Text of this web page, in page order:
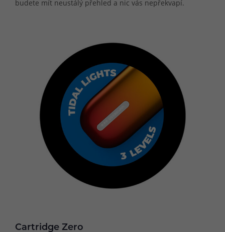
budete mít neustálý přehled a nic vás nepřekvapí.
Cartridge Zero